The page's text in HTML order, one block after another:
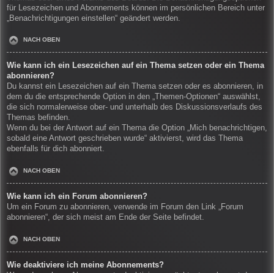
für Lesezeichen und Abonnements können im persönlichen Bereich unter
„Benachrichtigungen einstellen“ geändert werden.
NACH OBEN
Wie kann ich ein Lesezeichen auf ein Thema setzen oder ein Thema
abonnieren?
Du kannst ein Lesezeichen auf ein Thema setzen oder es abonnieren, in
dem du die entsprechende Option in den „Themen-Optionen“ auswählst,
die sich normalerweise ober- und unterhalb des Diskussionsverlaufs des
Themas befinden.
Wenn du bei der Antwort auf ein Thema die Option „Mich benachrichtigen,
sobald eine Antwort geschrieben wurde“ aktivierst, wird das Thema
ebenfalls für dich abonniert.
NACH OBEN
Wie kann ich ein Forum abonnieren?
Um ein Forum zu abonnieren, verwende im Forum den Link „Forum
abonnieren“, der sich meist am Ende der Seite befindet.
NACH OBEN
Wie deaktiviere ich meine Abonnements?